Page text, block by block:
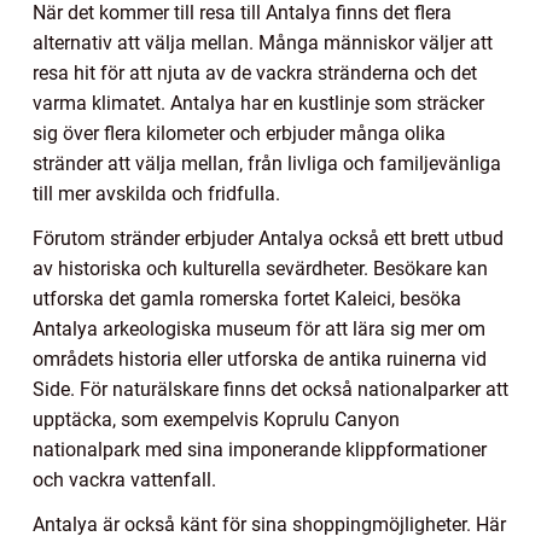
När det kommer till resa till Antalya finns det flera
alternativ att välja mellan. Många människor väljer att
resa hit för att njuta av de vackra stränderna och det
varma klimatet. Antalya har en kustlinje som sträcker
sig över flera kilometer och erbjuder många olika
stränder att välja mellan, från livliga och familjevänliga
till mer avskilda och fridfulla.
Förutom stränder erbjuder Antalya också ett brett utbud
av historiska och kulturella sevärdheter. Besökare kan
utforska det gamla romerska fortet Kaleici, besöka
Antalya arkeologiska museum för att lära sig mer om
områdets historia eller utforska de antika ruinerna vid
Side. För naturälskare finns det också nationalparker att
upptäcka, som exempelvis Koprulu Canyon
nationalpark med sina imponerande klippformationer
och vackra vattenfall.
Antalya är också känt för sina shoppingmöjligheter. Här